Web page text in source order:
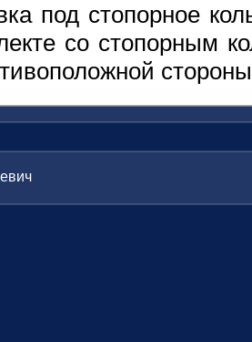
под стопорное
со стопорным
стороны